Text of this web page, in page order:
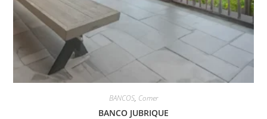
BANCOS, Comer
BANCO JUBRIQUE